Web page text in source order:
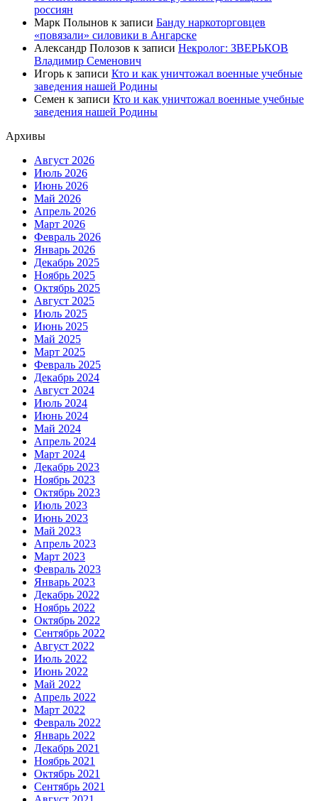
россиян
Марк Полынов к записи Банду наркоторговцев
«повязали» силовики в Ангарске
Александр Полозов к записи Некролог: ЗВЕРЬКОВ
Владимир Семенович
Игорь к записи Кто и как уничтожал военные учебные
заведения нашей Родины
Семен к записи Кто и как уничтожал военные учебные
заведения нашей Родины
Архивы
Август 2026
Июль 2026
Июнь 2026
Май 2026
Апрель 2026
Март 2026
Февраль 2026
Январь 2026
Декабрь 2025
Ноябрь 2025
Октябрь 2025
Август 2025
Июль 2025
Июнь 2025
Май 2025
Март 2025
Февраль 2025
Декабрь 2024
Август 2024
Июль 2024
Июнь 2024
Май 2024
Апрель 2024
Март 2024
Декабрь 2023
Ноябрь 2023
Октябрь 2023
Июль 2023
Июнь 2023
Май 2023
Апрель 2023
Март 2023
Февраль 2023
Январь 2023
Декабрь 2022
Ноябрь 2022
Октябрь 2022
Сентябрь 2022
Август 2022
Июль 2022
Июнь 2022
Май 2022
Апрель 2022
Март 2022
Февраль 2022
Январь 2022
Декабрь 2021
Ноябрь 2021
Октябрь 2021
Сентябрь 2021